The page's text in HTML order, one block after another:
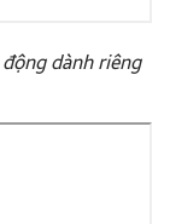
dành riêng